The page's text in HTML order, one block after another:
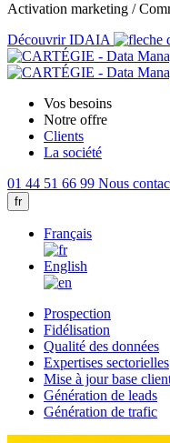
Activation marketing /
Découvrir IDAIA
Vos besoins
Notre offre
Clients
La société
01 44 51 66 99 Nous
fr
Français
English
Prospection
Fidélisation
Qualité des données
Expertises sectorielles
Mise à jour base
Génération de leads
Génération de trafic